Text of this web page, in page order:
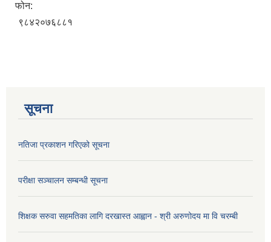
फोन:
९८४२०७६८८१
सूचना
नतिजा प्रकाशन गरिएको सूचना
परीक्षा सञ्चालन सम्बन्धी सूचना
शिक्षक सरुवा सहमतिका लागि दरखास्त आह्वान - श्री अरुणोदय मा वि चरम्बी